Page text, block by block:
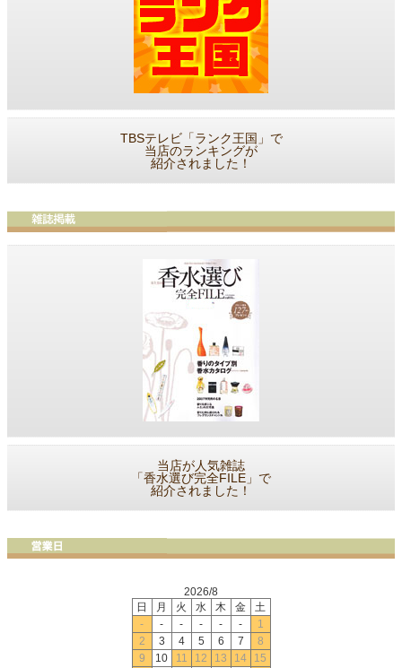
TBSテレビ「ランク王国」で
当店のランキングが
紹介されました！
当店が人気雑誌
「香水選び完全FILE」で
紹介されました！
2026/8
日
月 火 水 木 金
土
-
- - - - -
1
2
3 4 5 6 7
8
9
10 11 12 13 14 15